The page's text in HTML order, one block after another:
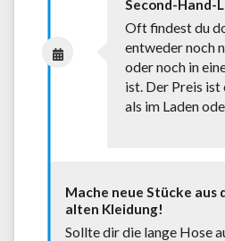
Second-Hand-
Oft findest du
entweder noch
oder noch in
ist. Der Preis
als im Laden
Mache neue Stücke aus
alten Kleidung!
Sollte dir die lange Hose